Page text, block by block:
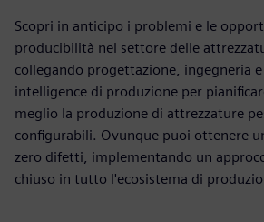
Scopri in anticipo i problemi e le
producibilità nel settore delle
collegando progettazione, ingegneria
intelligence di produzione per
meglio la produzione di attrezzature
configurabili. Ovunque puoi ottenere
zero difetti, implementando un
chiuso in tutto l'ecosistema di